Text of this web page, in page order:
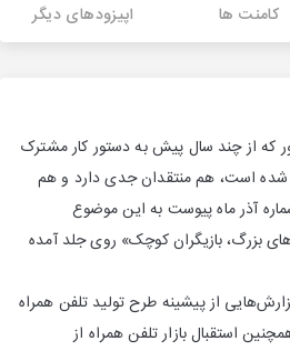
کامنت ها اپیزودهای دیگر
که از چند سال پیش به دستور کار مشترک
شده است، هم منتقدان جدی دارد و هم
آذر ماه پیوست به این موضوع
بزرگ، بازیگران کوچک» روی جلد آمده
از پیشینه طرح تولید تلفن همراه
استقبال بازار تلفن همراه از